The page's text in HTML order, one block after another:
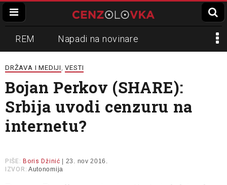
REM Napadi na novinare
Zvučni top Crna Gora
Propaganda Lokalni mediji
Informer Slavko Ćuruvija
DRŽAVA I MEDIJI ,VESTI
Bojan Perkov (SHARE):
Srbija uvodi cenzuru na
internetu?
PIŠE: Boris Džinić | 23. nov 2016.
IZVOR: Autonomija